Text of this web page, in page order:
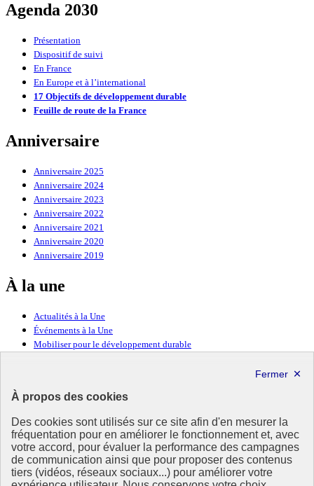
À propos des cookies
Des cookies sont utilisés sur ce site afin d'en mesurer la
fréquentation pour en améliorer le fonctionnement et, avec
votre accord, pour évaluer la performance des campagnes
de communication ainsi que pour proposer des contenus
tiers (vidéos, réseaux sociaux...) pour améliorer votre
Agenda 2030
Présentation
Dispositif de suivi
En France
En Europe et à l’international
17 Objectifs de développement durable
Feuille de route de la France
Anniversaire
Anniversaire 2025
Anniversaire 2024
Anniversaire 2023
Anniversaire 2022
Anniversaire 2021
Anniversaire 2020
Anniversaire 2019
À la une
Actualités à la Une
Événements à la Une
Mobiliser pour le développement durable
Ressources
Ressources
La Méth’ODD
Gouvernement